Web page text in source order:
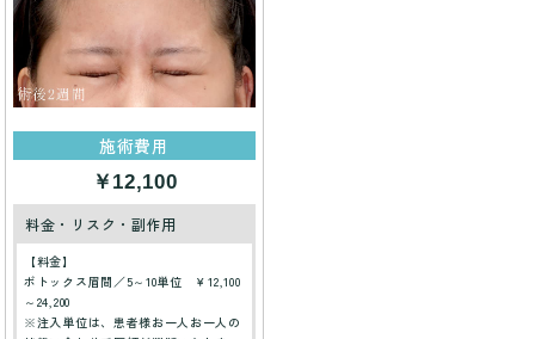
施術費用
￥12,100
料金・リスク・副作用
【料金】
ボトックス眉間／5～10単位 ￥12,100
～24,200
※注入単位は、患者様お一人お一人の